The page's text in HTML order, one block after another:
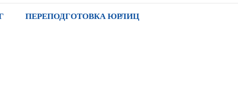
ПЕРЕПОДГОТОВКА ЮРЛИЦ